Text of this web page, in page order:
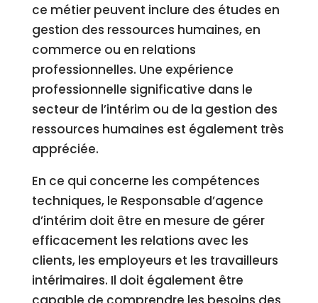
ce métier peuvent inclure des études en
gestion des ressources humaines, en
commerce ou en relations
professionnelles. Une expérience
professionnelle significative dans le
secteur de l’intérim ou de la gestion des
ressources humaines est également très
appréciée.
En ce qui concerne les compétences
techniques, le Responsable d’agence
d’intérim doit être en mesure de gérer
efficacement les relations avec les
clients, les employeurs et les travailleurs
intérimaires. Il doit également être